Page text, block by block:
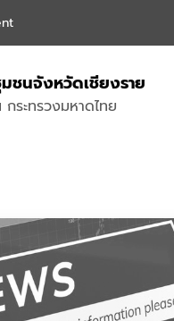
นจังหวัดเชียงราย
ระทรวงมหาดไทย